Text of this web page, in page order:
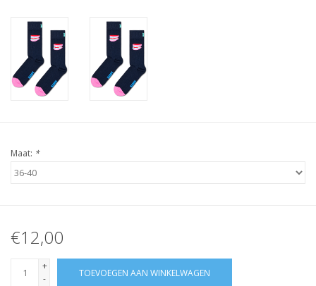
Maat: *
€12,00
+
-
TOEVOEGEN AAN WINKELWAGEN